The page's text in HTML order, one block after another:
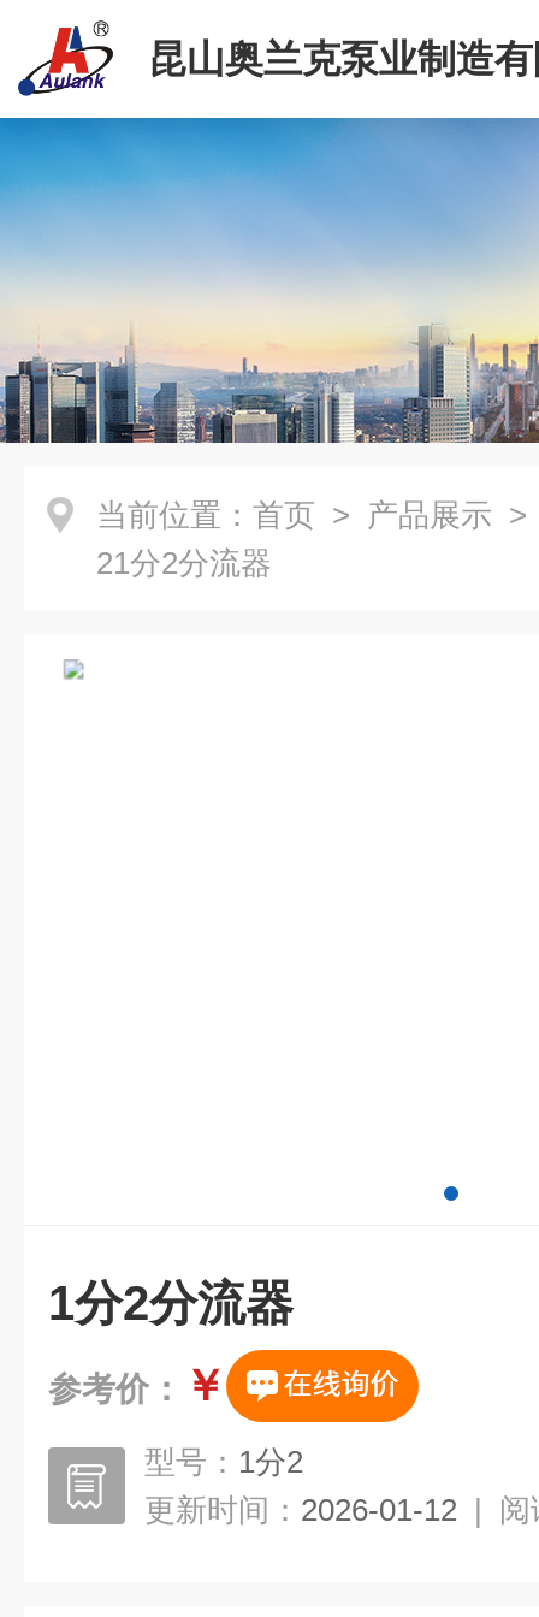
昆山奥兰克泵业制造
当前位置： 首页 > 产品展示
21分2分流器
1分2分流器
参考价： ￥
型号： 1分2
更新时间： 2026-01-12 | 阅